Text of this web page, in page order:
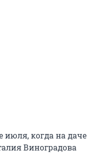
июля, когда на даче
Виноградова